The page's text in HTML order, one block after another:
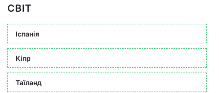
СВІТ
Іспанія
Кіпр
Таїланд